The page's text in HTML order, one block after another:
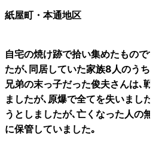
紙屋町・本通地区
自宅の焼け跡で拾い集めたもので
たが､同居していた家族8人のうち
兄弟の末っ子だった俊夫さんは､
ましたが､原爆で全てを失いまし
うとしましたが､亡くなった人の
に保管していました｡